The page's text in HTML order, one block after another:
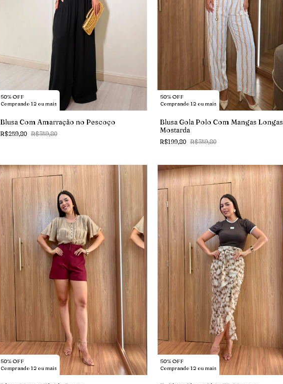
50% OFF
Comprando 12 ou mais
Blusa Com Amarração no Pescoço
R$259,80 R$359,80
50% OFF
Comprando 12 ou mais
Blusa Gola Polo Com Mangas Longas
Mostarda
R$199,80 R$359,80
50% OFF
Comprando 12 ou mais
50% OFF
Comprando 12 ou mais